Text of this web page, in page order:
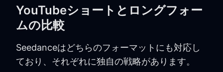
YouTubeショートとロングフォー
ムの比較
Seedanceはどちらのフォーマットにも対応し
ており、それぞれに独自の戦略があります。